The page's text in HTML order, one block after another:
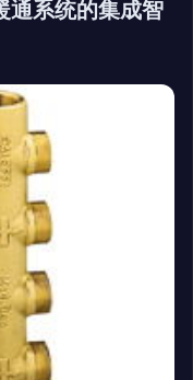
通系统的集成智